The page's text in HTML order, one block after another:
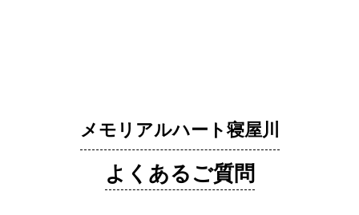
メモリアルハート寝屋川
よくあるご質問